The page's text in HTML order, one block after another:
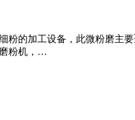
粉的加工设备，此微粉磨主
粉机，…